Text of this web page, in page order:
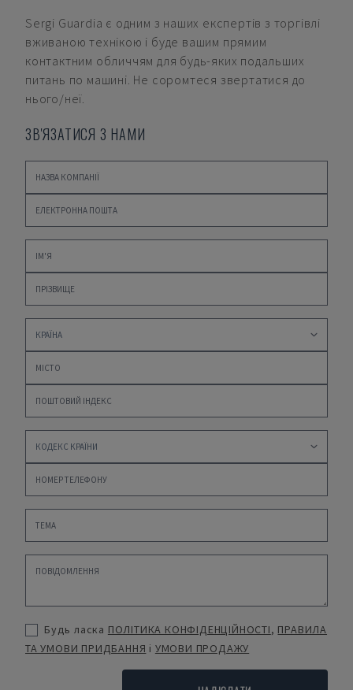
Sergi Guardia є одним з наших експертів з торгівлі
вживаною технікою і буде вашим прямим
контактним обличчям для будь-яких подальших
питань по машині. Не соромтеся звертатися до
нього/неї.
ЗВ'ЯЗАТИСЯ З НАМИ
Будь ласка ПОЛІТИКА КОНФІДЕНЦІЙНОСТІ, ПРАВИЛА
ТА УМОВИ ПРИДБАННЯ і УМОВИ ПРОДАЖУ